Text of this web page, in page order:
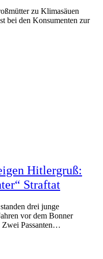
zu Klimasäuen
bei den Konsumenten zur
Hitlergruß:
Straftat
drei junge
vor dem Bonner
Zwei Passanten…